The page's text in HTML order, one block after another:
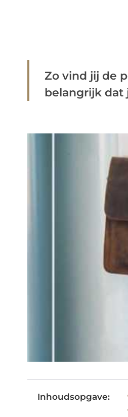
Zo vind jij de
belangrijk dat
Inhoudsopgave: